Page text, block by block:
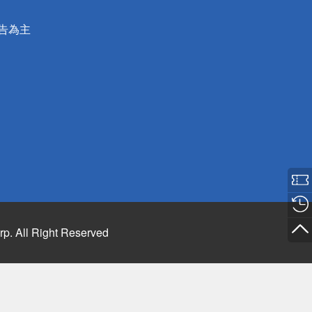
為主
All Right Reserved